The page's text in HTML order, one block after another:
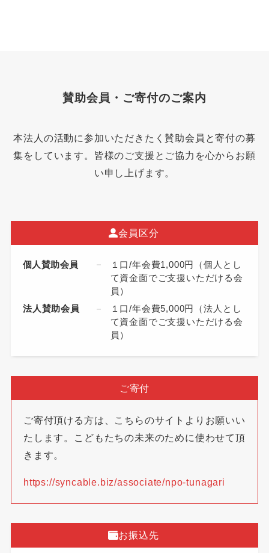
賛助会員・ご寄付のご案内
本法人の活動に参加いただきたく賛助会員と寄付の募
集をしています。皆様のご支援とご協力を心からお願
い申し上げます。
会員区分
個人賛助会員
１口/年会費1,000円（個人とし
て資金面でご支援いただける会
員）
法人賛助会員
１口/年会費5,000円（法人とし
て資金面でご支援いただける会
員）
ご寄付
ご寄付頂ける方は、こちらのサイトよりお願いい
たします。こどもたちの未来のために使わせて頂
きます。
https://syncable.biz/associate/npo-tunagari
お振込先